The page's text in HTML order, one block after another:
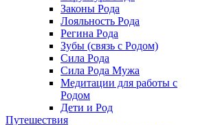
Законы Рода
Лояльность Рода
Регина Рода
Зубы (связь с Родом)
Сила Рода
Сила Рода Мужа
Медитации для работы с
Родом
Дети и Род
Путешествия